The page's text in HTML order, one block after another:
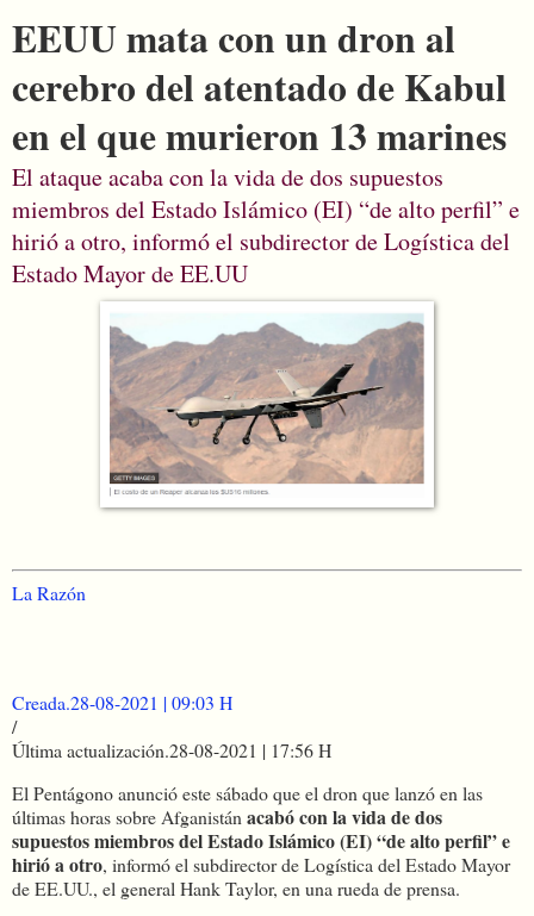
EEUU mata con un dron al
cerebro del atentado de Kabul
en el que murieron 13 marines
El ataque acaba con la vida de dos supuestos
miembros del Estado Islámico (EI) “de alto perfil” e
hirió a otro, informó el subdirector de Logística del
Estado Mayor de EE.UU
La Razón
Creada.28-08-2021 | 09:03 H
/
Última actualización.28-08-2021 | 17:56 H
El Pentágono anunció este sábado que el dron que lanzó en las
últimas horas sobre Afganistán acabó con la vida de dos
supuestos miembros del Estado Islámico (EI) “de alto perfil” e
hirió a otro, informó el subdirector de Logística del Estado Mayor
de EE.UU., el general Hank Taylor, en una rueda de prensa.